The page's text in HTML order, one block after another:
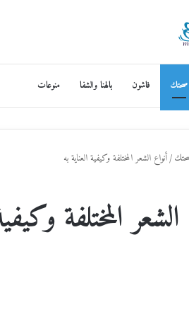
صحتك فاشون بالهنا والشفا منوعات
/أنواع الشعر المختلفة وكيفية العناية به
المختلفة